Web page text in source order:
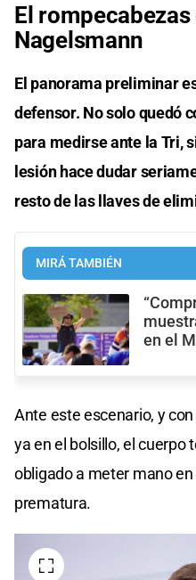
El
Nagelsmann
El panorama preliminar
defensor. No solo quedó
para medirse ante la Tri,
lesión hace dudar
resto de las llaves de
MIRÁ TAMBIÉN
en el
Ante este escenario, y
ya en el bolsillo, el cuerpo
obligado a meter mano
prematura.